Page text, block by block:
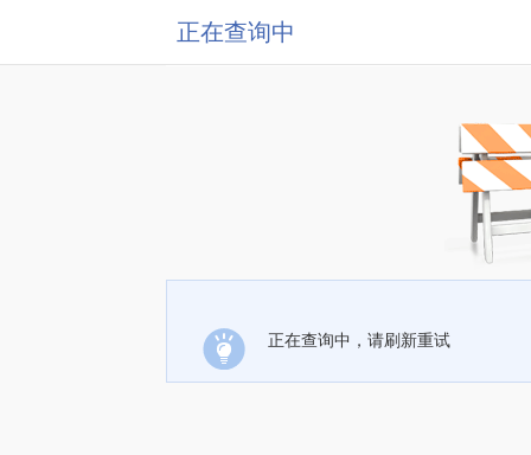
正在查询中
正在查询中，请刷新重试